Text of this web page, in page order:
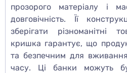
прозорого матеріалу і
довговічність. Її
зберігати різноманітні
кришка гарантує, що
та безпечним для
часу. Ці банки можуть